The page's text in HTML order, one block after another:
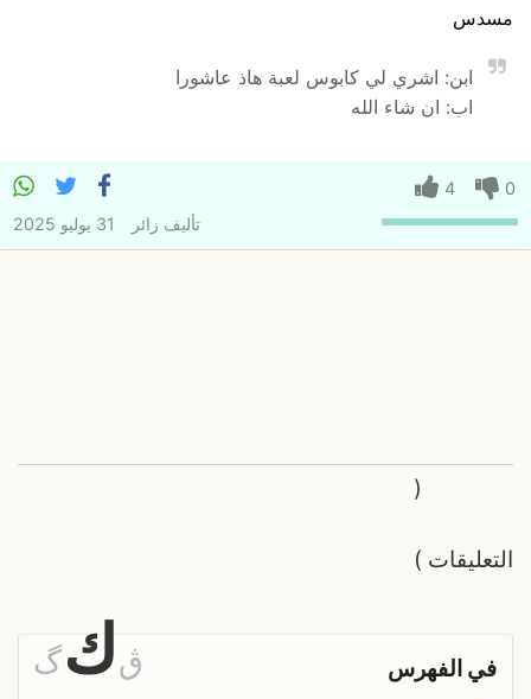
مسدس
ابن: اشري لي كابوس لعبة هاذ عاشورا
اب: ان شاء الله
0
4
تأليف زائر 31 يوليو 2025
التعليقات
(
)
في الفهرس ڨك گ